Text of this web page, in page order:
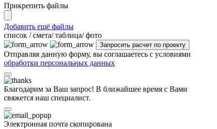
Прикрепить файлы
Добавить ещё файлы
cписок / смета/ таблица/ фото
Отправляя данную форму, вы соглашаетесь с условиями
обработки персональных данных
Благодарим за Ваш запрос! В ближайшее время с Вами
свяжется наш специалист.
Электронная почта скопирована